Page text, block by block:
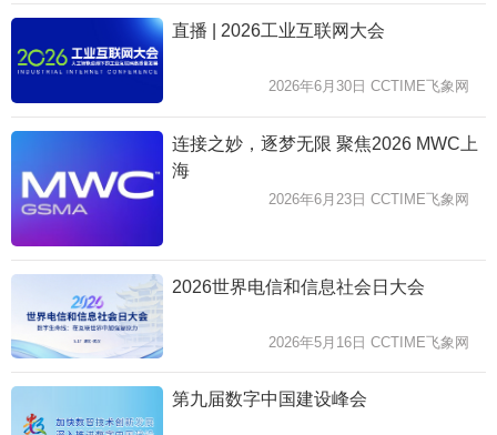
直播 | 2026工业互联网大会
2026年6月30日 CCTIME飞象网
连接之妙，逐梦无限 聚焦2026 MWC上
海
2026年6月23日 CCTIME飞象网
2026世界电信和信息社会日大会
2026年5月16日 CCTIME飞象网
第九届数字中国建设峰会